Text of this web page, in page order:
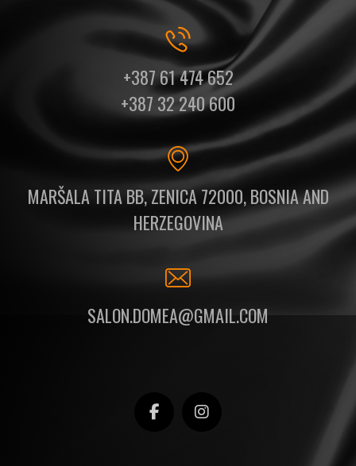
+387 61 474 652
+387 32 240 600
MARŠALA TITA BB, ZENICA 72000, BOSNIA AND
HERZEGOVINA
SALON.DOMEA@GMAIL.COM